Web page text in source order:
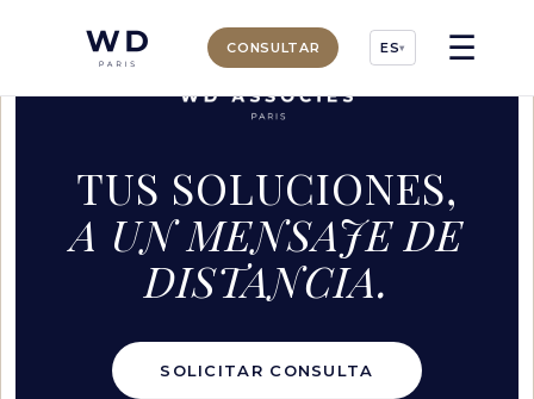
CONSULTAR ES▾ ☰
TUS SOLUCIONES,
A UN MENSAJE DE
DISTANCIA.
SOLICITAR CONSULTA